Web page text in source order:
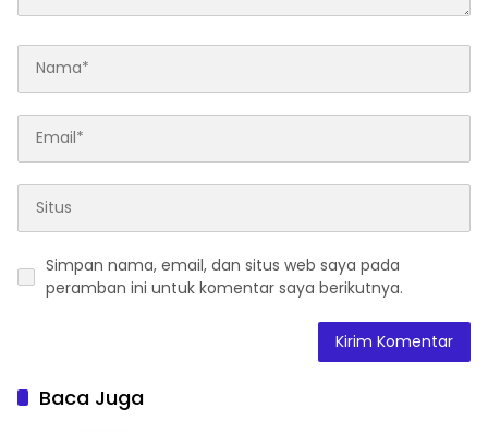
Simpan nama, email, dan situs web saya pada
peramban ini untuk komentar saya berikutnya.
Baca Juga